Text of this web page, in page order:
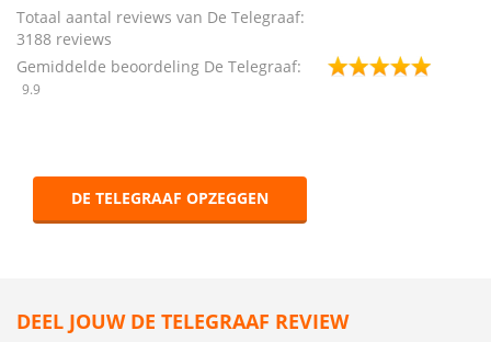
Totaal aantal reviews van De Telegraaf:
3188 reviews
Gemiddelde beoordeling De Telegraaf:
9.9
DE TELEGRAAF OPZEGGEN
DEEL JOUW DE TELEGRAAF REVIEW